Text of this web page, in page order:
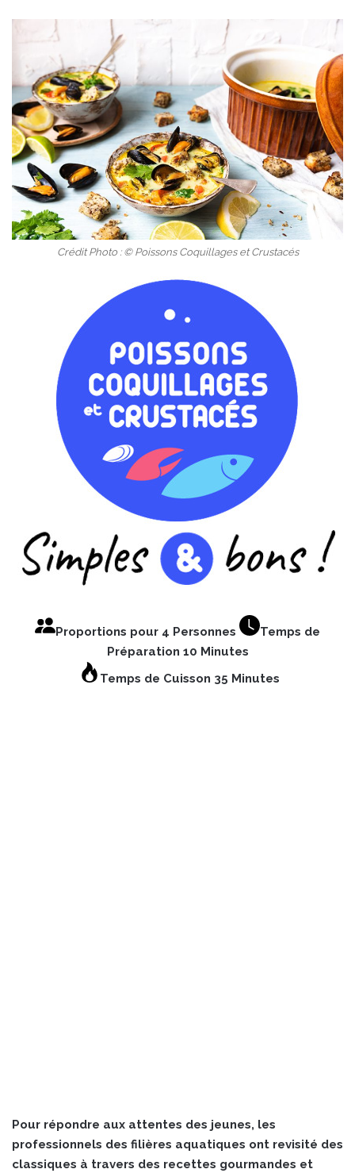
Crédit Photo : © Poissons Coquillages et Crustacés
Proportions pour 4 Personnes
Temps de
Préparation 10 Minutes
Temps de Cuisson 35 Minutes
Pour répondre aux attentes des jeunes, les
professionnels des filières aquatiques ont revisité des
classiques à travers des recettes gourmandes et